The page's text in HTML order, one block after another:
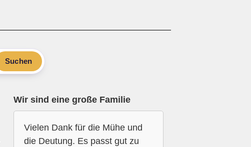
Suchen
Wir sind eine große Familie
Vielen Dank für die Mühe und
die Deutung. Es passt gut zu